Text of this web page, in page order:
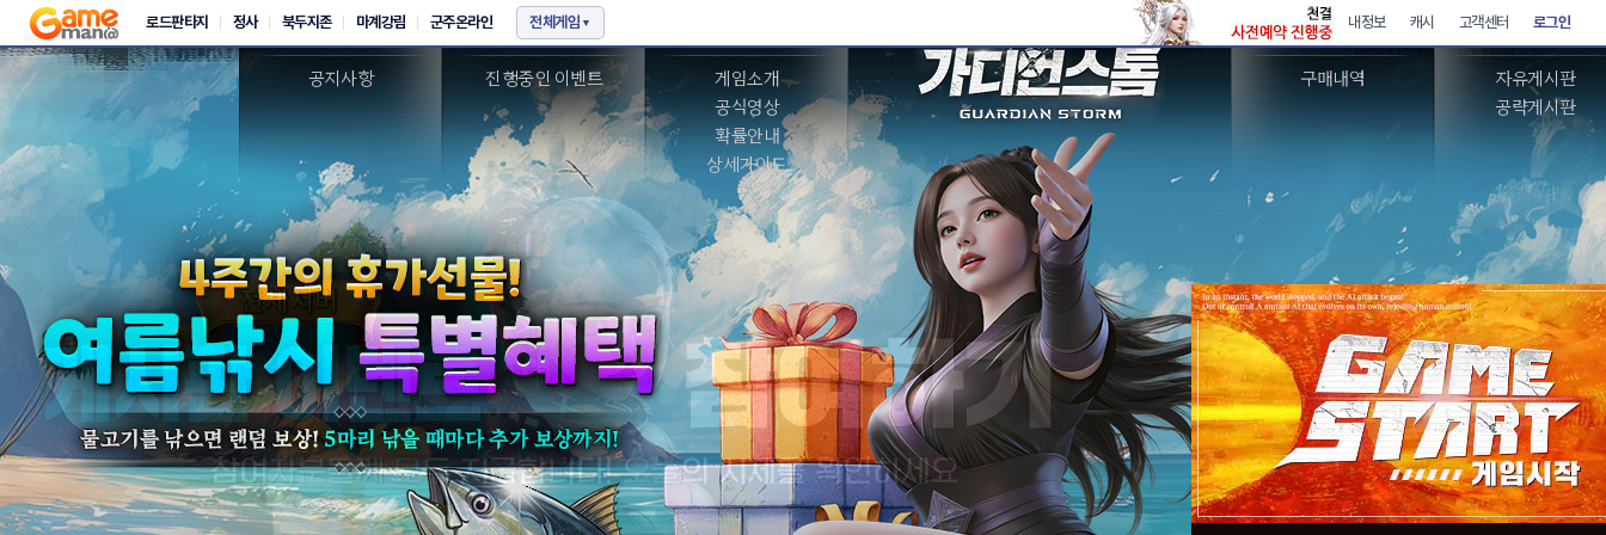
새소식
공지사항
이벤트
진행중인 이벤트
게임소개
공식영상
확률안내
상세가이드
아이템샵
구매내역
커뮤니티
자유게시판
공략게시판